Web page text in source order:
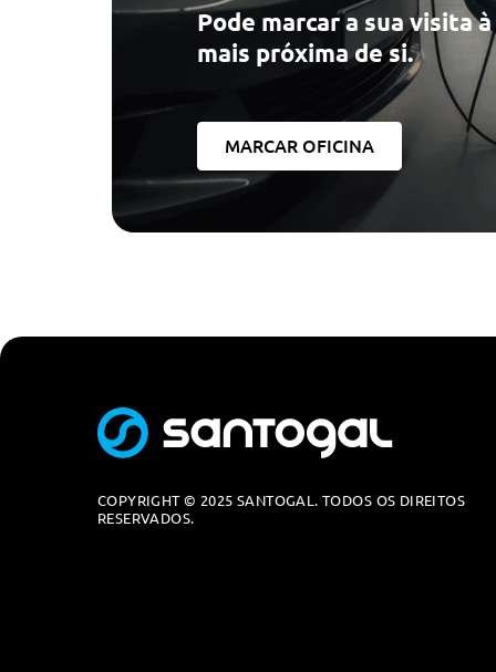
Serviços Digitais Profissionais
Personal Esim
Teleservices
Monitorizaçao Da Pressao Dos Pneus
Assistente De Conduçao
Serviços Digitais Profissionais
Personal Esim
Sistema De Acesso Comfort
Pode marcar a sua visita
mais próxima de si.
MARCAR OFICINA
COPYRIGHT © 2025 SANTOGAL. TODOS OS DIREITOS
RESERVADOS.